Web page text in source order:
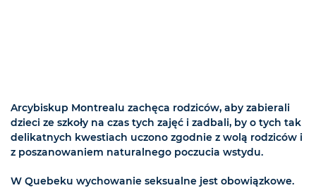
Arcybiskup Montrealu zachęca rodziców, aby zabierali
dzieci ze szkoły na czas tych zajęć i zadbali, by o tych tak
delikatnych kwestiach uczono zgodnie z wolą rodziców i
z poszanowaniem naturalnego poczucia wstydu.
W Quebeku wychowanie seksualne jest obowiązkowe.